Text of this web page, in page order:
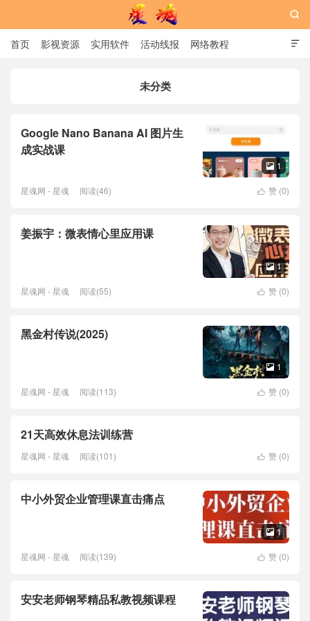

首页 影视资源 实用软件 活动线报 网络教程

未分类
Google Nano Banana AI 图片生
成实战课
 1
 赞 (0)
星魂网 - 星魂 阅读(46)
姜振宇：微表情心里应用课
 1
 赞 (0)
星魂网 - 星魂 阅读(55)
黑金村传说(2025)
 1
 赞 (0)
星魂网 - 星魂 阅读(113)
21天高效休息法训练营
 赞 (0)
星魂网 - 星魂 阅读(101)
中小外贸企业管理课直击痛点
 1
 赞 (0)
星魂网 - 星魂 阅读(139)
安安老师钢琴精品私教视频课程